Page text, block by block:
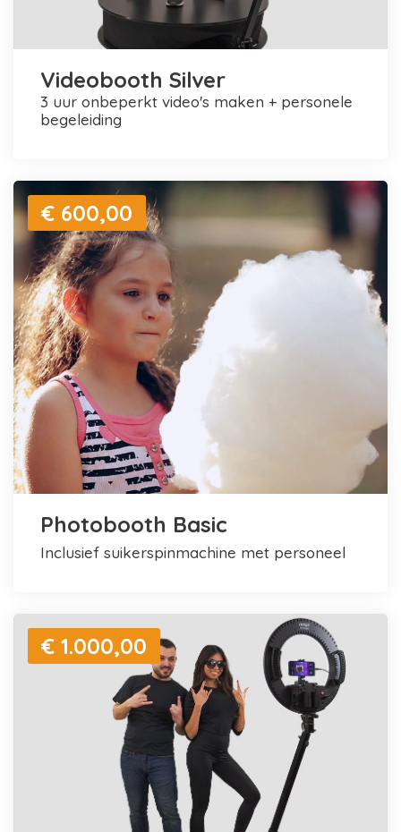
Videobooth Silver
3 uur onbeperkt video's maken + personele
begeleiding
€ 600,00
Photobooth Basic
inclusief suikerspinmachine met personeel
€ 1.000,00